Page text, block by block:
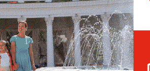
не общался с сыном, а
погибшего